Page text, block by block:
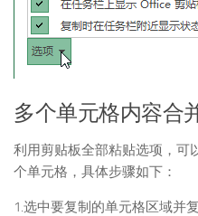
多个单元格内容合
利用剪贴板全部粘贴选项，可
个单元格，具体步骤如下：
1.选中要复制的单元格区域并复